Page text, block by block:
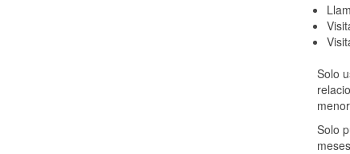
Solo
Solo